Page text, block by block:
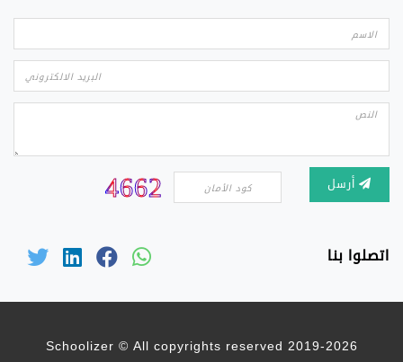
أرسل
اتصلوا بنا
2019-2026 Schoolizer © All copyrights reserved